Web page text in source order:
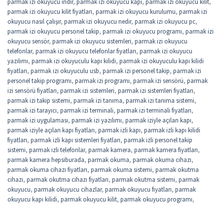
parmak izi okuyucu kilit fiyatları, parmak izi okuyucu kurulumu, parmak izi
okuyucu nasıl çalışır, parmak izi okuyucu nedir, parmak izi okuyucu pc,
parmak izi okuyucu personel takip, parmak izi okuyucu programı, parmak izi
okuyucu sensör, parmak izi okuyucu sistemleri, parmak izi okuyucu
telefonlar, parmak izi okuyucu telefonlar fiyatları, parmak izi okuyucu
yazılımı, parmak izi okuyuculu kapı kilidi, parmak izi okuyuculu kapı kilidi
fiyatları, parmak izi okuyuculu usb, parmak izi personel takip, parmak izi
personel takip programı, parmak izi programı, parmak izi sensörü, parmak
izi sensörü fiyatları, parmak izi sistemleri, parmak izi sistemleri fiyatları,
parmak izi takip sistemi, parmak izi tanıma, parmak izi tanıma sistemi,
parmak izi tarayıcı, parmak izi terminali, parmak izi terminali fiyatları,
parmak izi uygulaması, parmak izi yazılımı, parmak iziyle açılan kapı,
parmak iziyle açılan kapı fiyatları, parmak izli kapı, parmak izli kapı kilidi
fiyatları, parmak izli kapı sistemleri fiyatları, parmak izli personel takip
sistemi, parmak izli telefonlar, parmak kamera, parmak kamera fiyatları,
parmak kamera hepsiburada, parmak okuma, parmak okuma cihazı,
parmak okuma cihazı fiyatları, parmak okuma sistemi, parmak okutma
cihazı, parmak okutma cihazı fiyatları, parmak okutma sistemi, parmak
okuyucu, parmak okuyucu cihazlar, parmak okuyucu fiyatları, parmak
okuyucu kapı kilidi, parmak okuyucu kilit, parmak okuyucu programı,